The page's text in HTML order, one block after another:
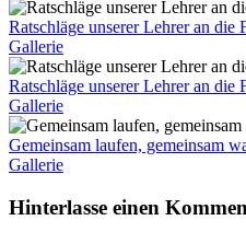
Ratschläge unserer Lehrer an die
Gallerie
Ratschläge unserer Lehrer an die
Gallerie
Gemeinsam laufen, gemeinsam
Gallerie
Hinterlasse einen